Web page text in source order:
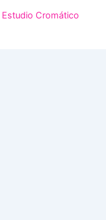
Estudio Cromático